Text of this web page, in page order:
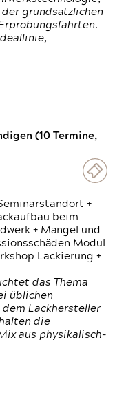
grundsätzlichen
(10 Termine,
+
beim
+ Mängel und
Modul
Lackierung +
das Thema
üblichen
dem Lackhersteller
die
aus physikalisch-